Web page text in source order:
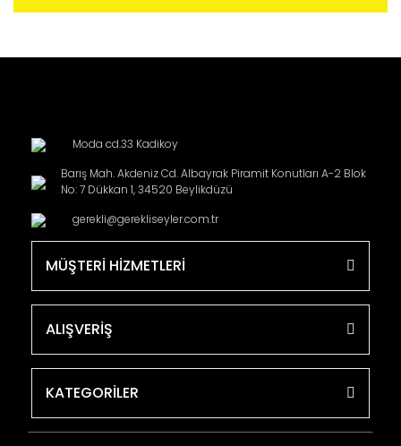
Moda cd.33 Kadikoy
Barış Mah. Akdeniz Cd. Albayrak Piramit Konutları A-2 Blok
No: 7 Dükkan 1, 34520 Beylikdüzü
gerekli@gerekliseyler.com.tr
MÜŞTERİ HİZMETLERİ
ALIŞVERİŞ
KATEGORİLER